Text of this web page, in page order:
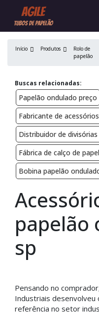
Início Produtos
Rolo de
papelão
Buscas relacionadas:
Papelão ondulado preço
Fabricante de
Distribuidor de
Fábrica de calço de
Bobina papelão
papelão
sp
Pensando no
Industriais
referência no setor